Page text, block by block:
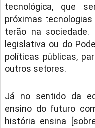
tecnológica, que
próximas
terão na
legislativa ou do
políticas públicas,
outros setores.
Já no sentido da
ensino do futuro
história ensina